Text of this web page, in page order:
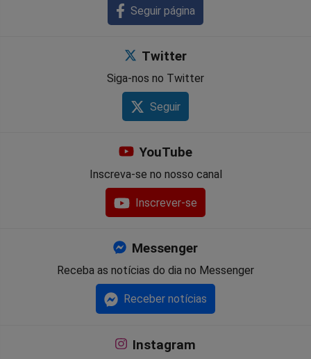
Seguir página
Twitter
Siga-nos no Twitter
Seguir
YouTube
Inscreva-se no nosso canal
Inscrever-se
Messenger
Receba as notícias do dia no Messenger
Receber notícias
Instagram